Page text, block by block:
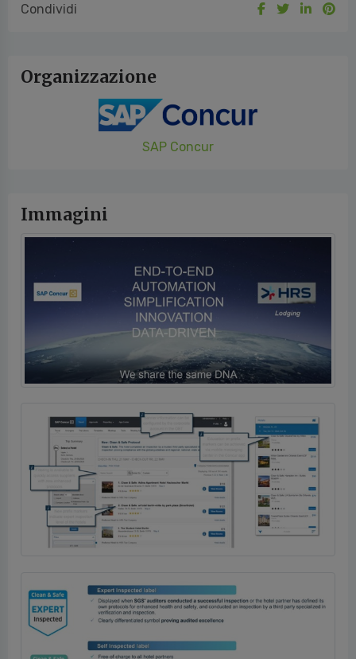
Condividi
Organizzazione
SAP Concur
Immagini